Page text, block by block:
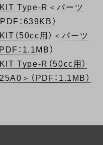
Type-R＜パーツ
：639KB）
（50cc用）＜パーツ
：1.1MB）
Type-R（50cc用）
＞（PDF：1.1MB）